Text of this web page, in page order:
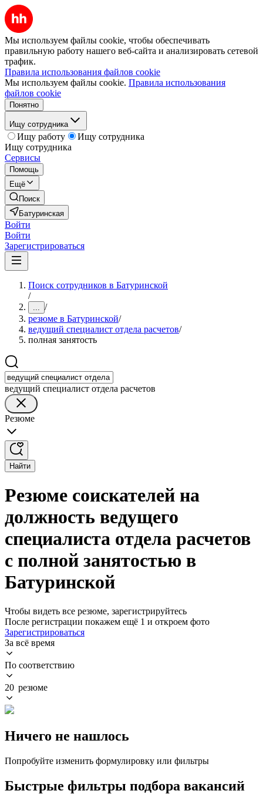
Мы используем файлы cookie, чтобы обеспечивать
правильную работу нашего веб-сайта и анализировать сетевой
трафик.
Правила использования файлов cookie
Мы используем файлы cookie. Правила использования
файлов cookie
Понятно
Ищу сотрудника
Ищу работу
Ищу сотрудника
Ищу сотрудника
Сервисы
Помощь
Ещё
Поиск
Батуринская
Войти
Войти
Зарегистрироваться
Поиск сотрудников в Батуринской
/
... /
резюме в Батуринской/
ведущий специалист отдела расчетов/
полная занятость
ведущий специалист отдела расчетов
Резюме
Найти
Резюме соискателей на
должность ведущего
специалиста отдела расчетов
с полной занятостью в
Батуринской
Чтобы видеть все резюме, зарегистрируйтесь
После регистрации покажем ещё 1 и откроем фото
Зарегистрироваться
За всё время
По соответствию
20 резюме
Ничего не нашлось
Попробуйте изменить формулировку или фильтры
Быстрые фильтры подбора вакансий